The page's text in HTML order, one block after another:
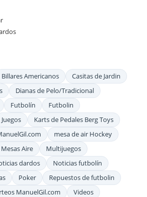
Billares Americanos
Casitas de Jardin
Dianas de Pelo/Tradicional
Futbolín
Futbolin
Juegos
Karts de Pedales Berg Toys
mesa de air Hockey
Mesas Aire
Multijuegos
dardos
Noticias futbolín
Poker
Repuestos de futbolin
ManuelGil.com
Videos